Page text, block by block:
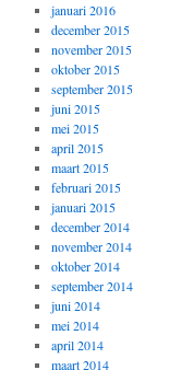
januari 2016
december 2015
november 2015
oktober 2015
september 2015
juni 2015
mei 2015
april 2015
maart 2015
februari 2015
januari 2015
december 2014
november 2014
oktober 2014
september 2014
juni 2014
mei 2014
april 2014
maart 2014